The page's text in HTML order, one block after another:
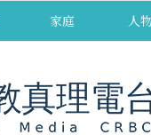
家庭 人